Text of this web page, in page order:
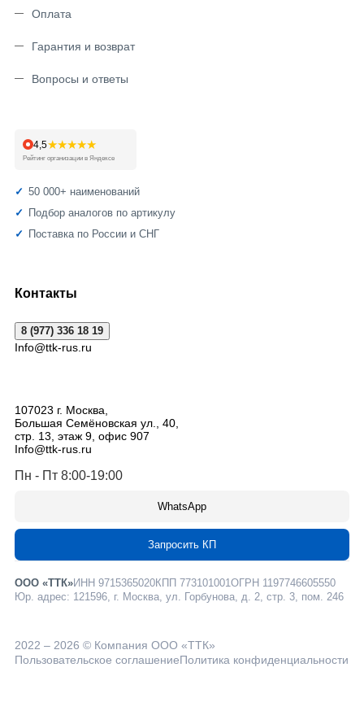
Оплата
Гарантия и возврат
Вопросы и ответы
4,5★★★★★
Рейтинг организации в Яндексе
50 000+ наименований
Подбор аналогов по артикулу
Поставка по России и СНГ
Контакты
8 (977) 336 18 19
Info@ttk-rus.ru
107023 г. Москва,
Большая Семёновская ул., 40,
стр. 13, этаж 9, офис 907
Info@ttk-rus.ru
Пн - Пт 8:00-19:00
WhatsApp
Запросить КП
ООО «ТТК»ИНН 9715365020КПП 773101001ОГРН 1197746605550
Юр. адрес: 121596, г. Москва, ул. Горбунова, д. 2, стр. 3, пом. 246
2022 – 2026 © Компания ООО «ТТК»
Пользовательское соглашениеПолитика конфиденциальности